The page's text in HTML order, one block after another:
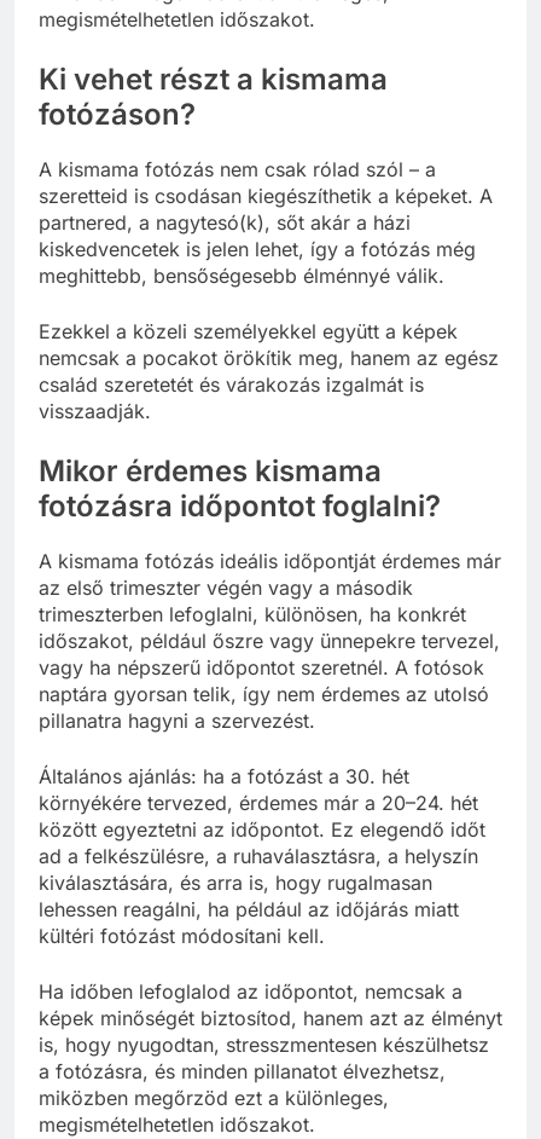
megismételhetetlen időszakot.
Ki vehet részt a kismama
fotózáson?
A kismama fotózás nem csak rólad szól – a
szeretteid is csodásan kiegészíthetik a képeket. A
partnered, a nagytesó(k), sőt akár a házi
kiskedvencetek is jelen lehet, így a fotózás még
meghittebb, bensőségesebb élménnyé válik.
Ezekkel a közeli személyekkel együtt a képek
nemcsak a pocakot örökítik meg, hanem az egész
család szeretetét és várakozás izgalmát is
visszaadják.
Mikor érdemes kismama
fotózásra időpontot foglalni?
A kismama fotózás ideális időpontját érdemes már
az első trimeszter végén vagy a második
trimeszterben lefoglalni, különösen, ha konkrét
időszakot, például őszre vagy ünnepekre tervezel,
vagy ha népszerű időpontot szeretnél. A fotósok
naptára gyorsan telik, így nem érdemes az utolsó
pillanatra hagyni a szervezést.
Általános ajánlás: ha a fotózást a 30. hét
környékére tervezed, érdemes már a 20–24. hét
között egyeztetni az időpontot. Ez elegendő időt
ad a felkészülésre, a ruhaválasztásra, a helyszín
kiválasztására, és arra is, hogy rugalmasan
lehessen reagálni, ha például az időjárás miatt
kültéri fotózást módosítani kell.
Ha időben lefoglalod az időpontot, nemcsak a
képek minőségét biztosítod, hanem azt az élményt
is, hogy nyugodtan, stresszmentesen készülhetsz
a fotózásra, és minden pillanatot élvezhetsz,
miközben megőrzöd ezt a különleges,
megismételhetetlen időszakot.